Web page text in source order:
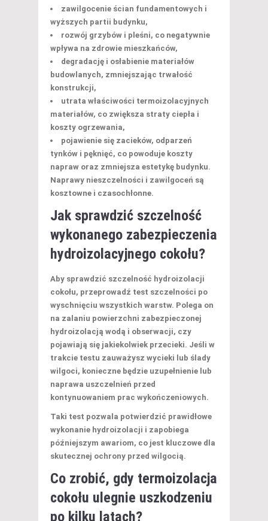
zawilgocenie ścian fundamentowych i
wyższych partii budynku,
rozwój grzybów i pleśni, co negatywnie
wpływa na zdrowie mieszkańców,
degradację i osłabienie materiałów
budowlanych, zmniejszając trwałość
konstrukcji,
utrata właściwości termoizolacyjnych
materiałów, co zwiększa straty ciepła i
koszty ogrzewania,
pojawienie się zacieków, odparzeń
tynków i pęknięć, co powoduje koszty
napraw oraz zmniejsza estetykę budynku.
Naprawy nieszczelności i zawilgoceń są
kosztowne i czasochłonne.
Jak sprawdzić szczelność
wykonanego zabezpieczenia
hydroizolacyjnego cokołu?
Aby sprawdzić szczelność hydroizolacji
cokołu, przeprowadź test szczelności po
wyschnięciu wszystkich warstw. Polega on
na zalaniu powierzchni zabezpieczonej
hydroizolacją wodą i obserwacji, czy
pojawiają się jakiekolwiek przecieki. Jeśli w
trakcie testu zauważysz wycieki lub ślady
wilgoci, konieczne będzie uzupełnienie lub
naprawa uszczelnień przed
kontynuowaniem prac wykończeniowych.
Taki test pozwala potwierdzić prawidłowe
wykonanie hydroizolacji i zapobiega
późniejszym awariom, co jest kluczowe dla
skutecznej ochrony przed wilgocią.
Co zrobić, gdy termoizolacja
cokołu ulegnie uszkodzeniu
po kilku latach?